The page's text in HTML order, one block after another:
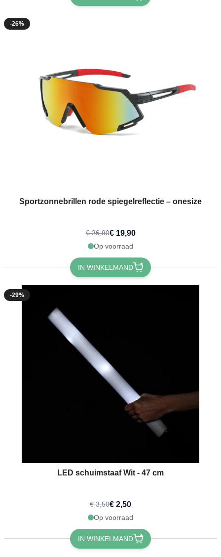
-26%
Sportzonnebrillen rode spiegelreflectie – onesize
€ 26,90€ 19,90
Op voorraad
IN WINKELMAND
-29%
LED schuimstaaf Wit - 47 cm
€ 3,50€ 2,50
Op voorraad
IN WINKELMAND